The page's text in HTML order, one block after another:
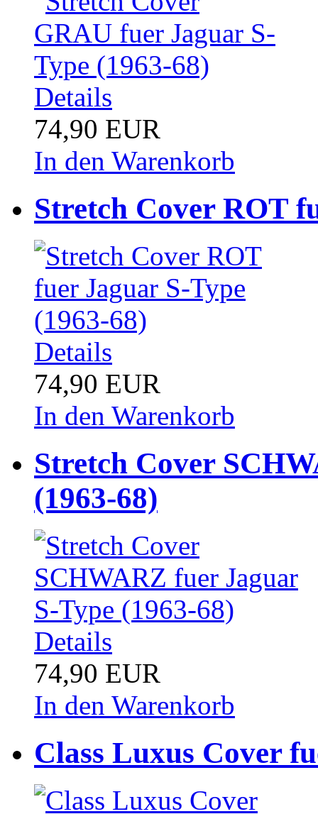
Details
74,90 EUR
In den Warenkorb
Stretch Cover ROT
Details
74,90 EUR
In den Warenkorb
Stretch Cover
(1963-68)
Details
74,90 EUR
In den Warenkorb
Class Luxus Cover